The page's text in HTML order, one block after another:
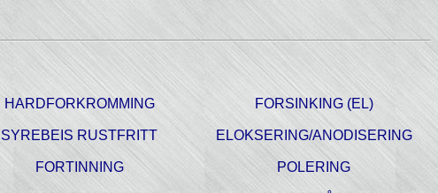
HARDFORKROMMING FORSINKING (EL)
SYREBEIS RUSTFRITT ELOKSERING/ANODISERING
FORTINNING POLERING